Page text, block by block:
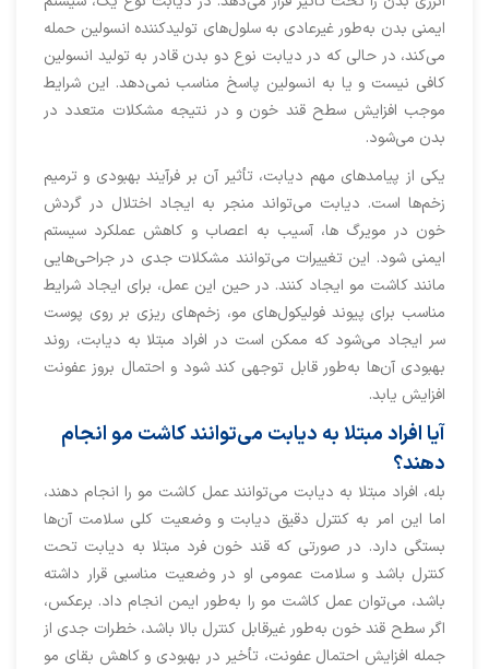
ایمنی بدن به‌طور غیرعادی به سلول‌های تولیدکننده انسولین حمله
می‌کند، در حالی که در دیابت نوع دو بدن قادر به تولید انسولین
کافی نیست و یا به انسولین پاسخ مناسب نمی‌دهد. این شرایط
موجب افزایش سطح قند خون و در نتیجه مشکلات متعدد در
بدن می‌شود.
یکی از پیامدهای مهم دیابت، تأثیر آن بر فرآیند بهبودی و ترمیم
زخم‌ها است. دیابت می‌تواند منجر به ایجاد اختلال در گردش
خون در مویرگ ها، آسیب به اعصاب و کاهش عملکرد سیستم
ایمنی شود. این تغییرات می‌توانند مشکلات جدی در جراحی‌هایی
مانند کاشت مو ایجاد کنند. در حین این عمل، برای ایجاد شرایط
مناسب برای پیوند فولیکول‌های مو، زخم‌های ریزی بر روی پوست
سر ایجاد می‌شود که ممکن است در افراد مبتلا به دیابت، روند
بهبودی آن‌ها به‌طور قابل توجهی کند شود و احتمال بروز عفونت
افزایش یابد.
آیا افراد مبتلا به دیابت می‌توانند کاشت مو انجام
دهند؟
بله، افراد مبتلا به دیابت می‌توانند عمل کاشت مو را انجام دهند،
اما این امر به کنترل دقیق دیابت و وضعیت کلی سلامت آن‌ها
بستگی دارد. در صورتی که قند خون فرد مبتلا به دیابت تحت
کنترل باشد و سلامت عمومی او در وضعیت مناسبی قرار داشته
باشد، می‌توان عمل کاشت مو را به‌طور ایمن انجام داد. برعکس،
اگر سطح قند خون به‌طور غیرقابل کنترل بالا باشد، خطرات جدی از
جمله افزایش احتمال عفونت، تأخیر در بهبودی و کاهش بقای مو